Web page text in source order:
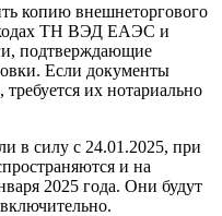
копию внешнеторгового
кодах ТН ВЭД ЕАЭС и
подтверждающие
Если документы
их нотариально
в силу с 24.01.2025, при
и на
2025 года. Они будут